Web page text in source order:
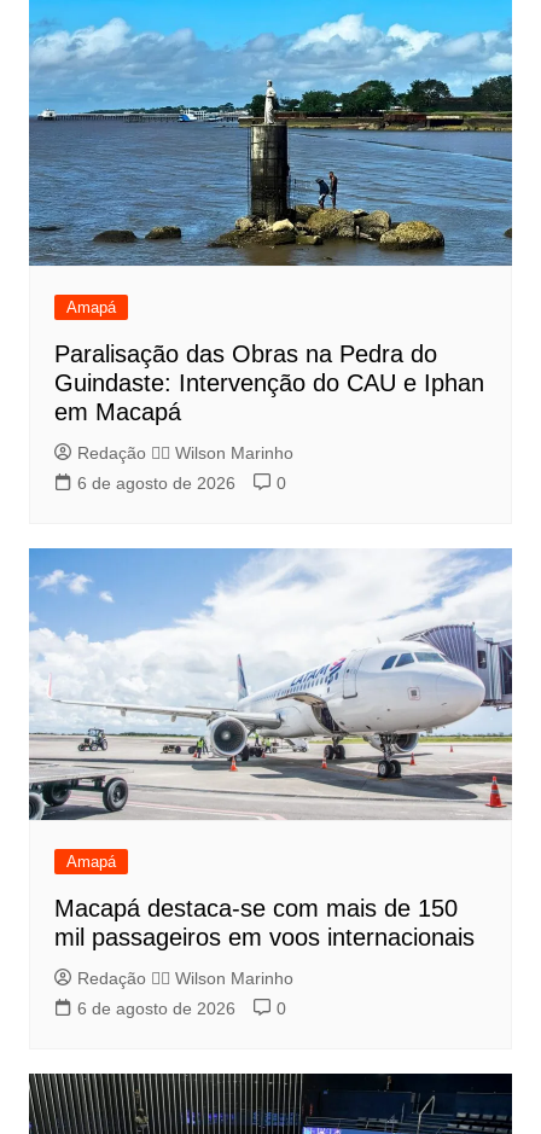
Amapá
Paralisação das Obras na Pedra do
Guindaste: Intervenção do CAU e Iphan
em Macapá
Redação 👨‍⚖️​ Wilson Marinho
6 de agosto de 2026
0
Amapá
Macapá destaca-se com mais de 150
mil passageiros em voos internacionais
Redação 👨‍⚖️​ Wilson Marinho
6 de agosto de 2026
0